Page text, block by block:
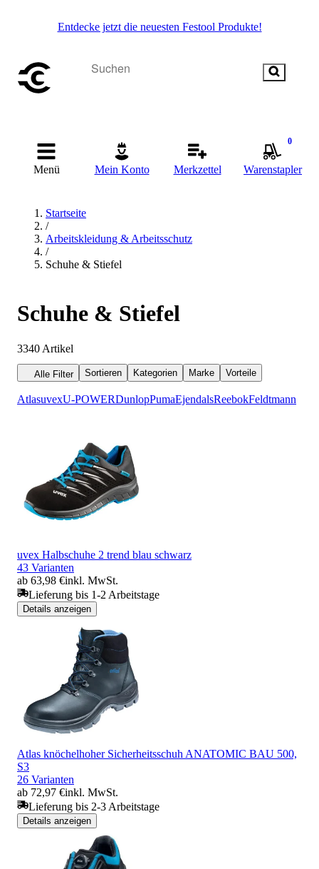
Entdecke jetzt die neuesten Festool Produkte!
Menü Mein Konto Merkzettel
0
Warenstapler
Startseite
/
Arbeitskleidung & Arbeitsschutz
/
Schuhe & Stiefel
Schuhe & Stiefel
3340 Artikel
Alle Filter Sortieren Kategorien Marke Vorteile
AtlasuvexU-POWERDunlopPumaEjendalsReebokFeldtmann
uvex Halbschuhe 2 trend blau schwarz
43 Varianten
ab 63,98 €inkl. MwSt.
Lieferung bis 1-2 Arbeitstage
Details anzeigen
Atlas knöchelhoher Sicherheitsschuh ANATOMIC BAU 500,
S3
26 Varianten
ab 72,97 €inkl. MwSt.
Lieferung bis 2-3 Arbeitstage
Details anzeigen